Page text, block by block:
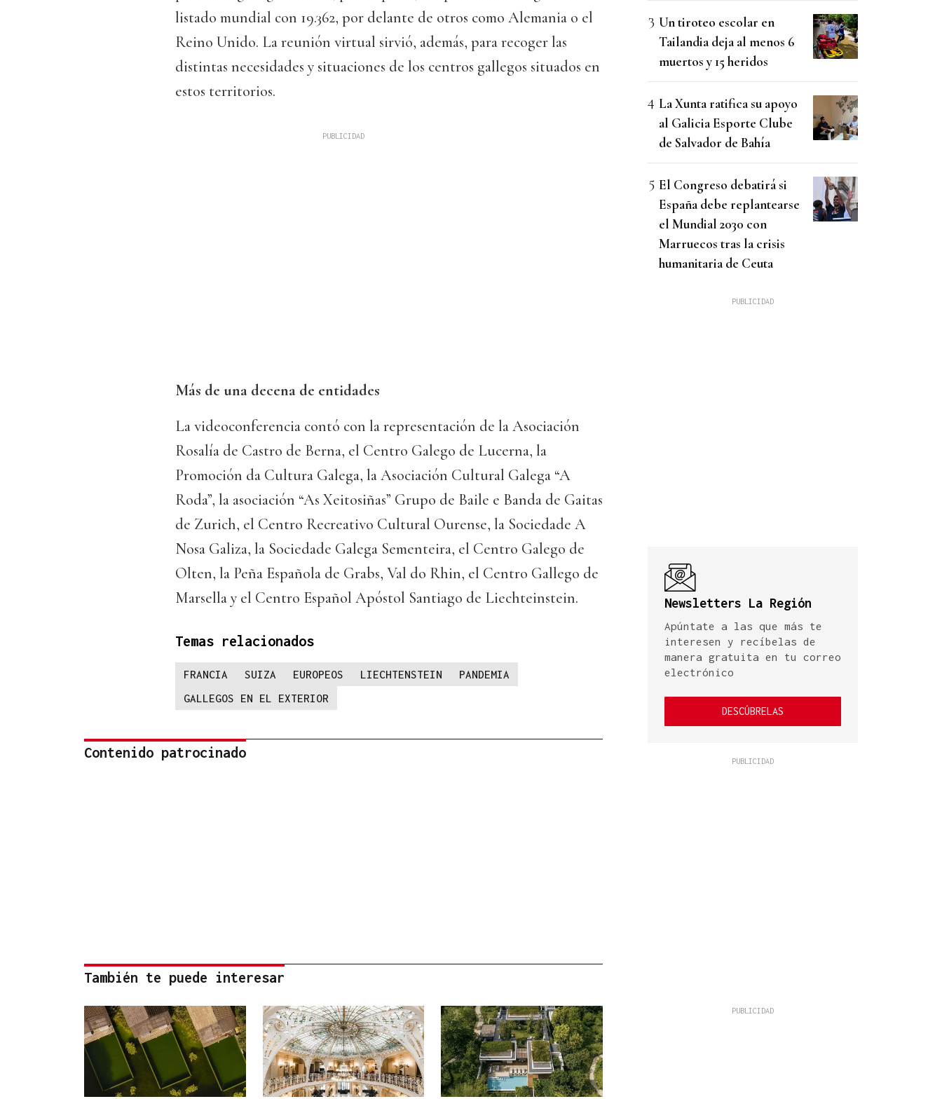
listado mundial con 19.362, por delante de otros como Alemania o el
Reino Unido. La reunión virtual sirvió, además, para recoger las
distintas necesidades y situaciones de los centros gallegos situados en
estos territorios.
Más de una decena de entidades
La videoconferencia contó con la representación de la Asociación
Rosalía de Castro de Berna, el Centro Galego de Lucerna, la
Promoción da Cultura Galega, la Asociación Cultural Galega “A
Roda”, la asociación “As Xeitosiñas” Grupo de Baile e Banda de Gaitas
de Zurich, el Centro Recreativo Cultural Ourense, la Sociedade A
Nosa Galiza, la Sociedade Galega Sementeira, el Centro Galego de
Olten, la Peña Española de Grabs, Val do Rhin, el Centro Gallego de
Marsella y el Centro Español Apóstol Santiago de Liechteinstein.
Temas relacionados
FRANCIA SUIZA EUROPEOS LIECHTENSTEIN
PANDEMIA
GALLEGOS EN EL EXTERIOR
Contenido patrocinado
También te puede interesar
Un tiroteo escolar en
Tailandia deja al menos 6
muertos y 15 heridos
La Xunta ratifica su apoyo
al Galicia Esporte Clube
de Salvador de Bahía
El Congreso debatirá si
España debe replantearse
el Mundial 2030 con
Marruecos tras la crisis
humanitaria de Ceuta
Newsletters La Región
Apúntate a las que más te
interesen y recíbelas de
manera gratuita en tu correo
electrónico
DESCÚBRELAS